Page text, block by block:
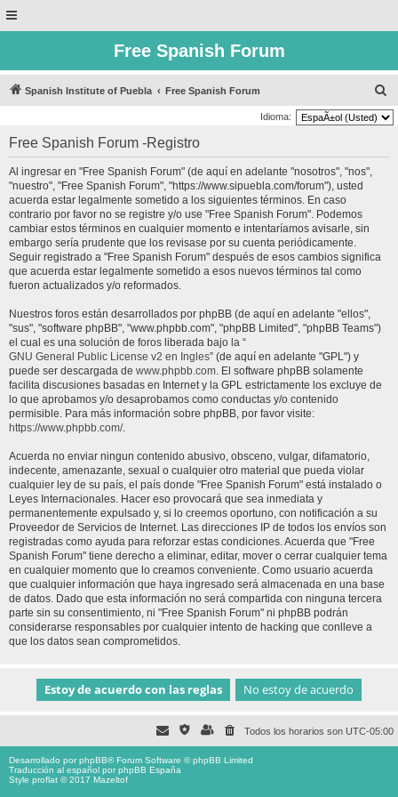
Free Spanish Forum
Spanish Institute of Puebla Free Spanish Forum
u
Idioma:
Free Spanish Forum -Registro
Al ingresar en "Free Spanish Forum" (de aquí en adelante "nosotros", "nos",
"nuestro", "Free Spanish Forum", "https://www.sipuebla.com/forum"), usted
acuerda estar legalmente sometido a los siguientes términos. En caso
contrario por favor no se registre y/o use "Free Spanish Forum". Podemos
cambiar estos términos en cualquier momento e intentaríamos avisarle, sin
embargo sería prudente que los revisase por su cuenta periódicamente.
Seguir registrado a "Free Spanish Forum" después de esos cambios significa
que acuerda estar legalmente sometido a esos nuevos términos tal como
fueron actualizados y/o reformados.
Nuestros foros están desarrollados por phpBB (de aquí en adelante "ellos",
"sus", "software phpBB", "www.phpbb.com", "phpBB Limited", "phpBB Teams")
el cual es una solución de foros liberada bajo la “
GNU General Public License v2 en Ingles” (de aquí en adelante "GPL") y
puede ser descargada de www.phpbb.com. El software phpBB solamente
facilita discusiones basadas en Internet y la GPL estrictamente los excluye de
lo que aprobamos y/o desaprobamos como conductas y/o contenido
permisible. Para más información sobre phpBB, por favor visite:
https://www.phpbb.com/.
Acuerda no enviar ningun contenido abusivo, obsceno, vulgar, difamatorio,
indecente, amenazante, sexual o cualquier otro material que pueda violar
cualquier ley de su país, el país donde "Free Spanish Forum" está instalado o
Leyes Internacionales. Hacer eso provocará que sea inmediata y
permanentemente expulsado y, si lo creemos oportuno, con notificación a su
Proveedor de Servicios de Internet. Las direcciones IP de todos los envíos son
registradas como ayuda para reforzar estas condiciones. Acuerda que "Free
Spanish Forum" tiene derecho a eliminar, editar, mover o cerrar cualquier tema
en cualquier momento que lo creamos conveniente. Como usuario acuerda
que cualquier información que haya ingresado será almacenada en una base
de datos. Dado que esta información no será compartida con ninguna tercera
parte sin su consentimiento, ni "Free Spanish Forum" ni phpBB podrán
considerarse responsables por cualquier intento de hacking que conlleve a
que los datos sean comprometidos.
Todos los horarios son UTC-05:00
Desarrollado porphpBB® Forum Software © phpBB Limited
Traducción al español porphpBB España
Style proflat © 2017 Mazeltof